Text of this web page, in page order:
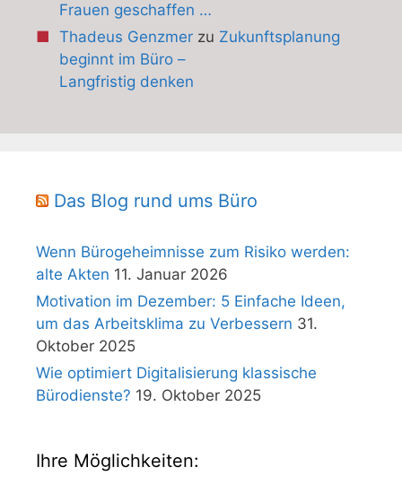
Frauen geschaffen …
Thadeus Genzmerzu Zukunftsplanung
beginnt im Büro –
Langfristig denken
Das Blog rund ums Büro
Wenn Bürogeheimnisse zum Risiko werden:
alte Akten 11. Januar 2026
Motivation im Dezember: 5 Einfache Ideen,
um das Arbeitsklima zu Verbessern 31.
Oktober 2025
Wie optimiert Digitalisierung klassische
Bürodienste? 19. Oktober 2025
Ihre Möglichkeiten: